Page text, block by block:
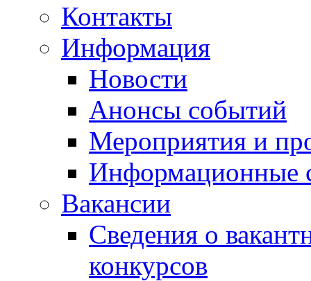
Контакты
Информация
Новости
Анонсы событий
Мероприятия и
Информационные
Вакансии
Сведения о
конкурсов